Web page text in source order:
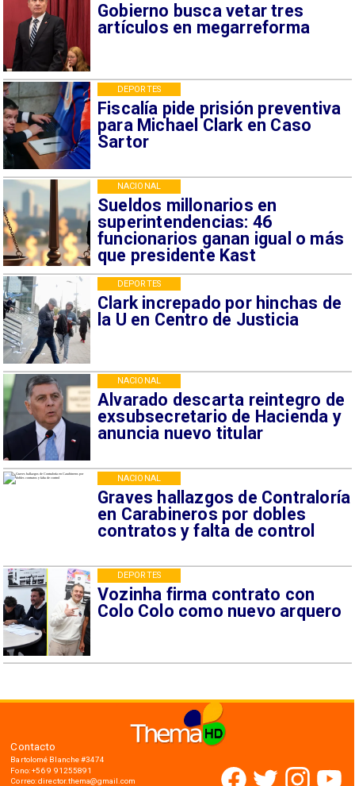
Gobierno busca vetar tres
artículos en megarreforma
Fiscalía pide prisión preventiva
para Michael Clark en Caso
Sartor
DEPORTES
Sueldos millonarios en
superintendencias: 46
funcionarios ganan igual o más
que presidente Kast
NACIONAL
Clark increpado por hinchas de
la U en Centro de Justicia
DEPORTES
Alvarado descarta reintegro de
exsubsecretario de Hacienda y
anuncia nuevo titular
NACIONAL
Graves hallazgos de Contraloría
en Carabineros por dobles
contratos y falta de control
NACIONAL
Vozinha firma contrato con
Colo Colo como nuevo arquero
DEPORTES
Contacto
Bartolomé Blanche #3474
Fono: +56 9 91255891
Correo: director.thema@gmail.com